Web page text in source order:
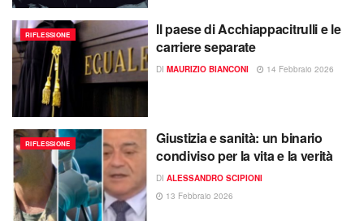
RIFLESSIONE
Il paese di Acchiappacitrulli e le
carriere separate
DI MAURIZIO BIANCONI 14 Febbraio 2026
RIFLESSIONE
Giustizia e sanità: un binario
condiviso per la vita e la verità
DI ALESSANDRO SCIPIONI
13 Febbraio 2026